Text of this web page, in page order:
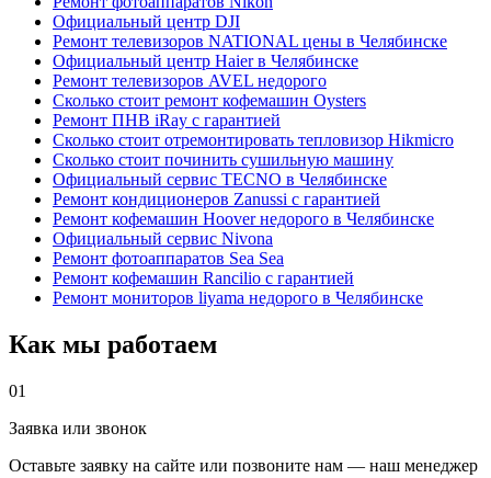
Официальный центр DJI
Ремонт телевизоров NATIONAL цены в Челябинске
Официальный центр Haier в Челябинске
Ремонт телевизоров AVEL недорого
Сколько стоит ремонт кофемашин Oysters
Ремонт ПНВ iRay с гарантией
Сколько стоит отремонтировать тепловизор Hikmicro
Сколько стоит починить сушильную машину
Официальный сервис TECNO в Челябинске
Ремонт кондиционеров Zanussi с гарантией
Ремонт кофемашин Hoover недорого в Челябинске
Официальный сервис Nivona
Ремонт фотоаппаратов Sea Sea
Ремонт кофемашин Rancilio с гарантией
Ремонт мониторов liyama недорого в Челябинске
Как мы работаем
01
Заявка или звонок
Оставьте заявку на сайте или позвоните нам — наш менеджер